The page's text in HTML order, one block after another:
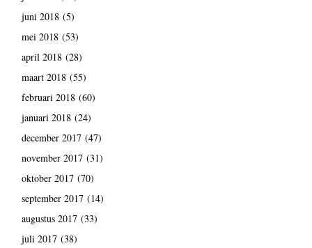
juni 2018(5)
mei 2018(53)
april 2018(28)
maart 2018(55)
februari 2018(60)
januari 2018(24)
december 2017(47)
november 2017(31)
oktober 2017(70)
september 2017(14)
augustus 2017(33)
juli 2017(38)